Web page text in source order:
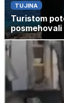
TUJINA
Turistom
posmehovali